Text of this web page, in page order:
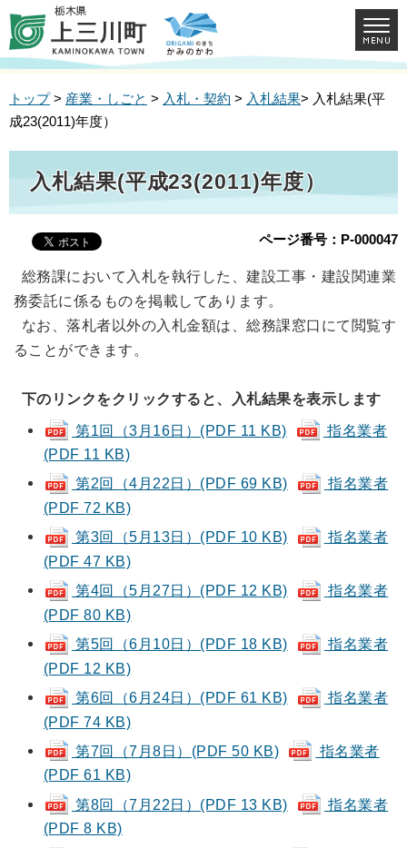
トップ> 産業・しごと > 入札・契約 > 入札結果> 入札結果(平
成23(2011)年度）
入札結果(平成23(2011)年度）
ページ番号：P-000047
総務課において入札を執行した、建設工事・建設関連業
務委託に係るものを掲載してあります。
なお、落札者以外の入札金額は、総務課窓口にて閲覧す
ることができます。
下のリンクをクリックすると、入札結果を表示します
第1回（3月16日）(PDF 11 KB)
指名業者
(PDF 11 KB)
第2回（4月22日）(PDF 69 KB)
指名業者
(PDF 72 KB)
第3回（5月13日）(PDF 10 KB)
指名業者
(PDF 47 KB)
第4回（5月27日）(PDF 12 KB)
指名業者
(PDF 80 KB)
第5回（6月10日）(PDF 18 KB)
指名業者
(PDF 12 KB)
第6回（6月24日）(PDF 61 KB)
指名業者
(PDF 74 KB)
第7回（7月8日）(PDF 50 KB)
指名業者
(PDF 61 KB)
第8回（7月22日）(PDF 13 KB)
指名業者
(PDF 8 KB)